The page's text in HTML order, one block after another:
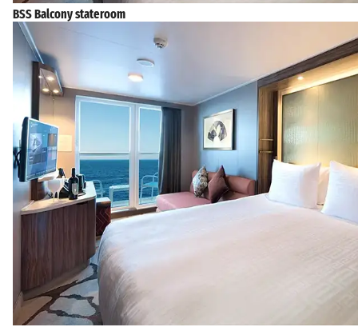
BSS Balcony stateroom